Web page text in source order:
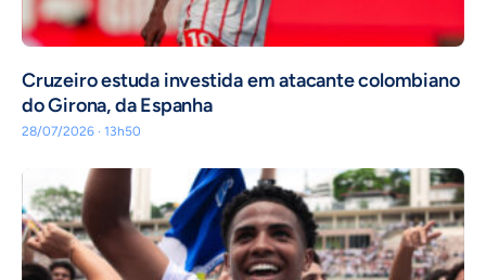
Cruzeiro estuda investida em atacante colombiano
do Girona, da Espanha
28/07/2026 · 13h50